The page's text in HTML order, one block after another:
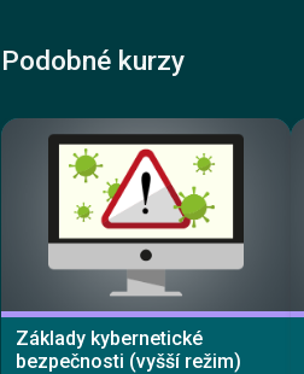
Podobné kurzy
Základy kybernetické
bezpečnosti (vyšší režim)